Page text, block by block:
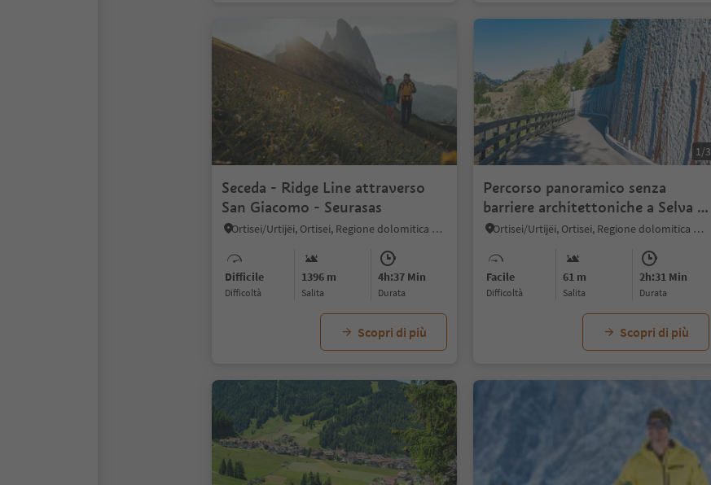
1/5
Seceda - Ridge Line attraverso
San Giacomo - Seurasas
Ortisei/Urtijëi, Ortisei, Regione dolomitica Val Gardena
Difficile
Difficoltà
1396 m
Salita
4h:37 Min
durata
Scopri di più
1/3
Percorso panoramico senza
barriere architettoniche a Selva -
Il sentiero del vecchio trenino
Ortisei/Urtijëi, Ortisei, Regione dolomitica Val Gardena
Facile
Difficoltà
61 m
Salita
2h:31 Min
durata
Scopri di più